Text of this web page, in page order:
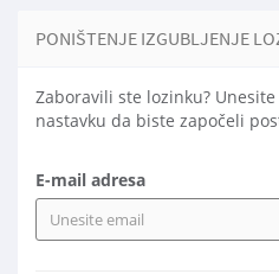
PONIŠTENJE IZGUBLJENJE
Zaboravili ste lozinku?
nastavku da biste započeli
E-mail adresa